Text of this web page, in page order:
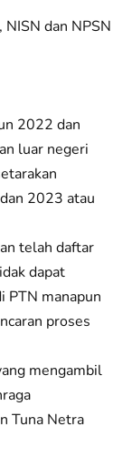
dan NPSN
2022 dan
luar negeri
2023 atau
telah daftar
dapat
PTN manapun
proses
mengambil
Tuna Netra